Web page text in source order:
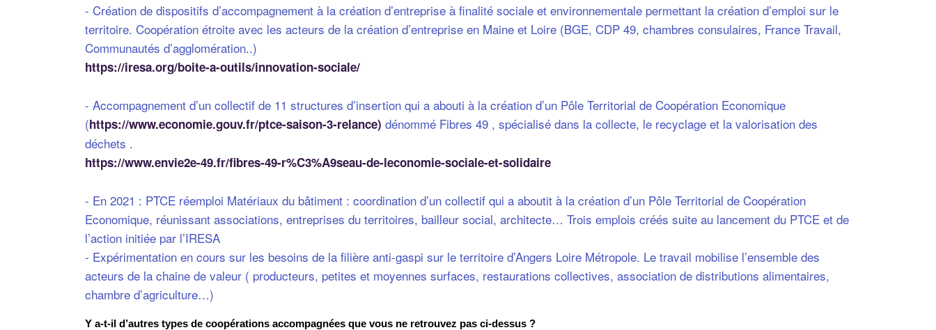
- Création de dispositifs d’accompagnement à la création d’entreprise à finalité sociale et environnementale permettant la création d’emploi sur le
territoire. Coopération étroite avec les acteurs de la création d’entreprise en Maine et Loire (BGE, CDP 49, chambres consulaires, France Travail,
Communautés d’agglomération..)
https://iresa.org/boite-a-outils/innovation-sociale/
- Accompagnement d’un collectif de 11 structures d’insertion qui a abouti à la création d’un Pôle Territorial de Coopération Economique
(https://www.economie.gouv.fr/ptce-saison-3-relance) dénommé Fibres 49 , spécialisé dans la collecte, le recyclage et la valorisation des
déchets .
https://www.envie2e-49.fr/fibres-49-r%C3%A9seau-de-leconomie-sociale-et-solidaire
- En 2021 : PTCE réemploi Matériaux du bâtiment : coordination d’un collectif qui a aboutit à la création d’un Pôle Territorial de Coopération
Economique, réunissant associations, entreprises du territoires, bailleur social, architecte… Trois emplois créés suite au lancement du PTCE et de
l’action initiée par l’IRESA
- Expérimentation en cours sur les besoins de la filière anti-gaspi sur le territoire d’Angers Loire Métropole. Le travail mobilise l’ensemble des
acteurs de la chaine de valeur ( producteurs, petites et moyennes surfaces, restaurations collectives, association de distributions alimentaires,
chambre d’agriculture…)
Y a-t-il d’autres types de coopérations accompagnées que vous ne retrouvez pas ci-dessus ?